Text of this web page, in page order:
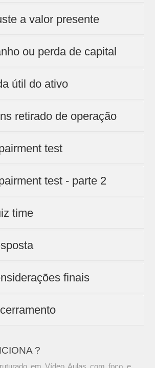
a valor presente
ou perda de capital
útil do ativo
retirado de operação
test
test - parte 2
time
finais
?